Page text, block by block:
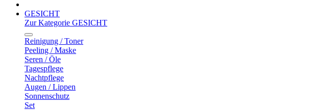
GESICHT
Zur Kategorie GESICHT
Reinigung / Toner
Peeling / Maske
Seren / Öle
Tagespflege
Nachtpflege
Augen / Lippen
Sonnenschutz
Set